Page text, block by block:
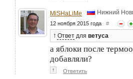
MiSHaLiMe Нижний
12 ноября 2015 года #
↑ Ответ для ветуса
а яблоки после
добавляли?
↑ Ответить